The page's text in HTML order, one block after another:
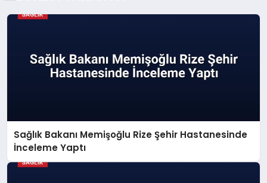
Sağlık Bakanı Memişoğlu Rize Şehir Hastanesinde
İnceleme Yaptı